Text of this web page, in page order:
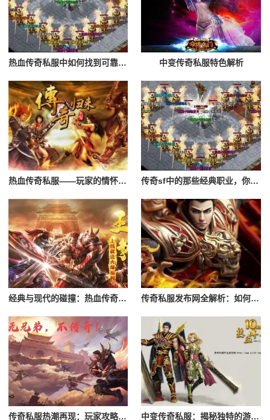
热血传奇私服中如何找到可靠的团队？ 中变传奇私服特色解析
热血传奇私服——玩家的情怀与激情 传奇sf中的那些经典职业，你最喜欢哪一个？
经典与现代的碰撞：热血传奇私服深度解读 传奇私服发布网全解析：如何选择优质私服
传奇私服热潮再现：玩家攻略与玩法揭秘 中变传奇私服：揭秘独特的游戏玩法与特色